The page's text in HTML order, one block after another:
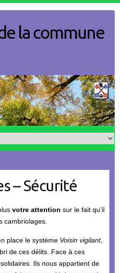
la commune
– Sécurité
votre attention sur le fait qu’il
cambriolages.
place le système Voisin vigilant,
de ces délits. Face à ces
Ils nous appartient de